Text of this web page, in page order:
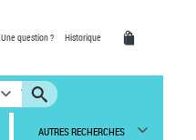
Une question ? Historique
AUTRES RECHERCHES